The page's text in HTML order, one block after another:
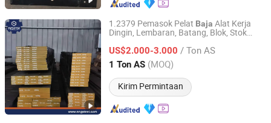
1.2379 Pemasok Pelat Baja Alat Kerja
Dingin, Lembaran, Batang, Blok, Stok
US$2.000-3.000 / Ton AS
1 Ton AS (MOQ)
Kirim Permintaan
Ningbo Ningshing Precision Machinery Group Co., Ltd.
Zhejiang, China Harga mulai 2021